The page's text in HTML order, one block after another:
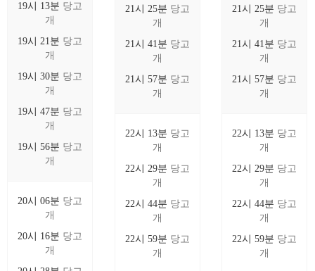
19시 13분 당고
개
19시 21분 당고
개
19시 30분 당고
개
19시 47분 당고
개
19시 56분 당고
개
20시 06분 당고
개
20시 16분 당고
개
21시 25분 당고
개
21시 41분 당고
개
21시 57분 당고
개
22시 13분 당고
개
22시 29분 당고
개
22시 44분 당고
개
22시 59분 당고
개
21시 25분 당고
개
21시 41분 당고
개
21시 57분 당고
개
22시 13분 당고
개
22시 29분 당고
개
22시 44분 당고
개
22시 59분 당고
개